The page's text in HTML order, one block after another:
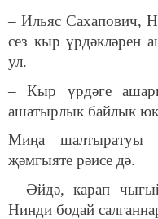
– Ильяс Сахапович,
сез кыр үрдәкләрен
ул.
– Кыр үрдәге
ашатырлык байлык
Миңа шалтыратуы
җәмгыяте рәисе дә.
– Әйдә, карап
Нинди бодай